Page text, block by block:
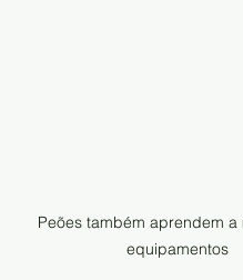
Peões também aprendem a
equipamentos